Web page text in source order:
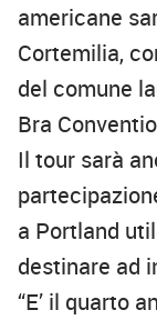
americane
Cortemilia,
del comune
Bra
Il tour sarà
a Portland
destinare ad
“E’ il quarto